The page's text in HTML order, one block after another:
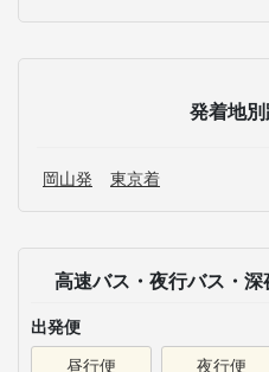
発着地
岡山発 東京着
高速バス・夜行バス・
出発便
昼行便 夜行便